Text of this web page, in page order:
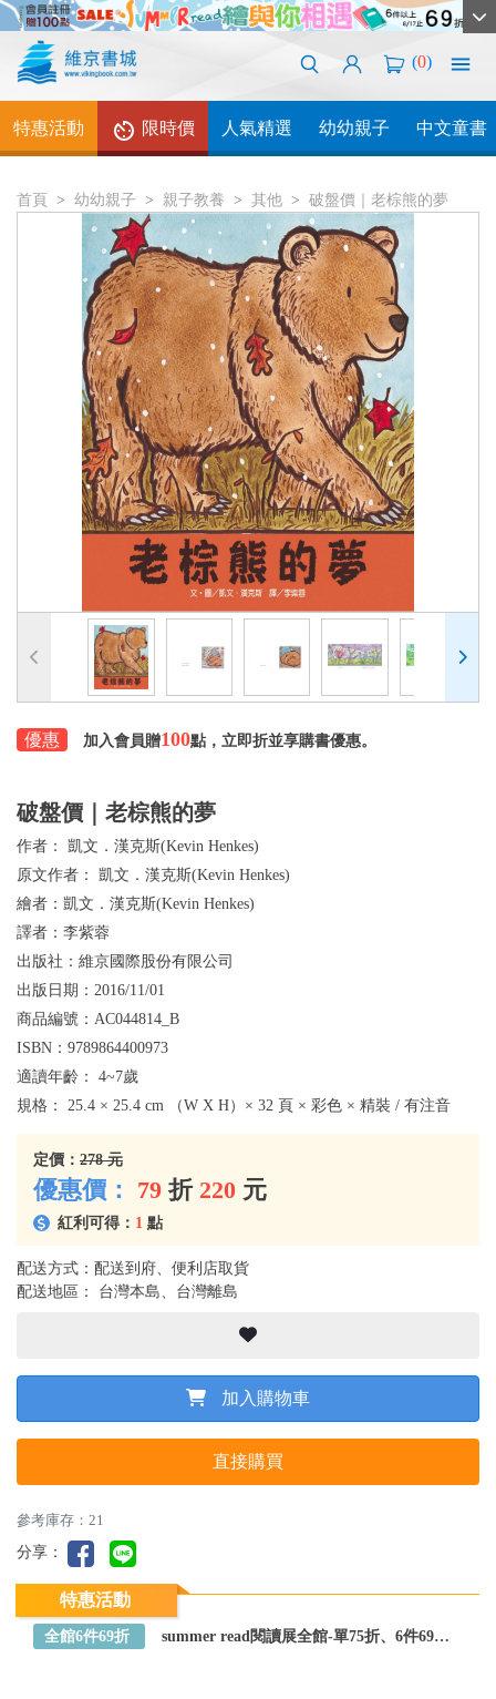
(0)
特惠活動 限時價 人氣精選 幼幼親子 中文童書
首頁 幼幼親子 親子教養 其他 破盤價｜老棕熊的夢
優惠 加入會員贈100點，立即折並享購書優惠。
破盤價｜老棕熊的夢
作者： 凱文．漢克斯(Kevin Henkes)
原文作者： 凱文．漢克斯(Kevin Henkes)
繪者： 凱文．漢克斯(Kevin Henkes)
譯者： 李紫蓉
出版社： 維京國際股份有限公司
出版日期： 2016/11/01
商品編號： AC044814_B
ISBN： 9789864400973
適讀年齡： 4~7歲
規格： 25.4 × 25.4 cm （W X H）× 32 頁 × 彩色 × 精裝 / 有注音
定價： 278 元
優惠價： 79 折 220 元
紅利可得： 1 點
配送方式：配送到府、便利店取貨
配送地區： 台灣本島、台灣離島
加入購物車
直接購買
參考庫存：21
分享：
特惠活動
全館6件69折 summer read閱讀展全館-單75折、6件69折～全館任選